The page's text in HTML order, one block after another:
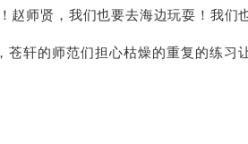
赵师贤，我们也要去海边玩耍！ 我们
轩的师范们担心枯燥的重复的练习